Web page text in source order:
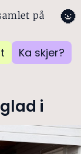
på
Ka skjer?
🌚
i